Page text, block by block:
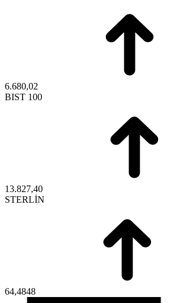
6.680,02
BIST 100
13.827,40
STERLİN
64,4848